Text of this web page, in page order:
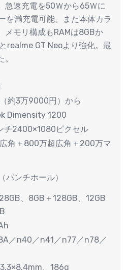
急速充電を50Ｗから65Ｗに
を満充電可能。また本体カラ
メモリ構成もRAMは8GBか
realme GT Neoより強化。最
約3万9000円）から
Dimensity 1200
チ2400×1080ピクセル
角＋800万超広角＋200万マ
パンチホール）
、8GB＋128GB、12GB
／n40／n41／n77／n78／
、186g